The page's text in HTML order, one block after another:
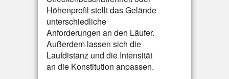
Höhenprofil stellt das Gelände
unterschiedliche
Anforderungen an den Läufer.
Außerdem lassen sich die
Laufdistanz und die Intensität
an die Konstitution anpassen.